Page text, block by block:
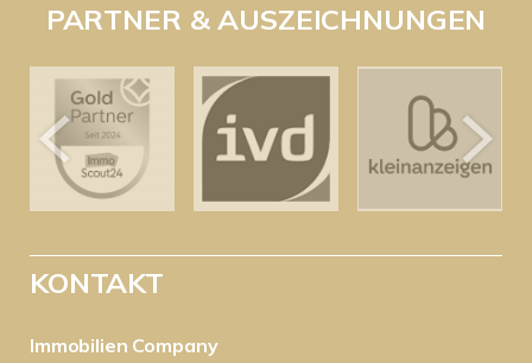
PARTNER & AUSZEICHNUNGEN
KONTAKT
Immobilien Company